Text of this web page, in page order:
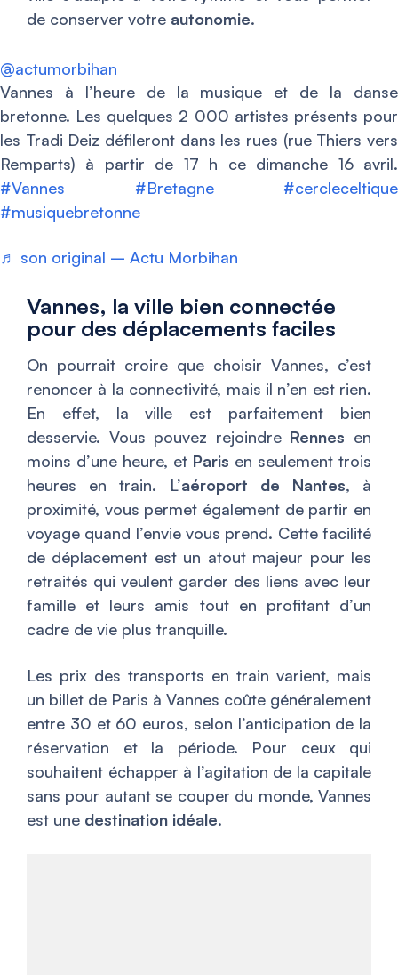
de conserver votre autonomie.
@actumorbihan
Vannes à l’heure de la musique et de la danse
bretonne. Les quelques 2 000 artistes présents pour
les Tradi Deiz défileront dans les rues (rue Thiers vers
Remparts) à partir de 17 h ce dimanche 16 avril.
#Vannes
#Bretagne
#cercleceltique
#musiquebretonne
♬ son original – Actu Morbihan
Vannes, la ville bien connectée
pour des déplacements faciles
On pourrait croire que choisir Vannes, c’est
renoncer à la connectivité, mais il n’en est rien.
En effet, la ville est parfaitement bien
desservie. Vous pouvez rejoindre Rennes en
moins d’une heure, et Paris en seulement trois
heures en train. L’aéroport de Nantes, à
proximité, vous permet également de partir en
voyage quand l’envie vous prend. Cette facilité
de déplacement est un atout majeur pour les
retraités qui veulent garder des liens avec leur
famille et leurs amis tout en profitant d’un
cadre de vie plus tranquille.
Les prix des transports en train varient, mais
un billet de Paris à Vannes coûte généralement
entre 30 et 60 euros, selon l’anticipation de la
réservation et la période. Pour ceux qui
souhaitent échapper à l’agitation de la capitale
sans pour autant se couper du monde, Vannes
est une destination idéale.